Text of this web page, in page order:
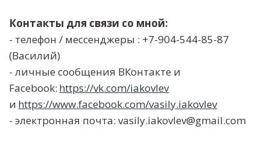
Контакты для связи со мной:
- телефон / мессенджеры : +7-904-544-85-87
(Василий)
- личные сообщения ВКонтакте и
Facebook: https://vk.com/iakovlev
и https://www.facebook.com/vasily.iakovlev
- электронная почта: vasily.iakovlev@gmail.com